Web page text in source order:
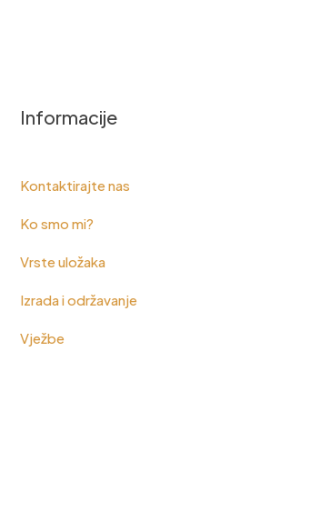
Informacije
Kontaktirajte nas
Ko smo mi?
Vrste uložaka
Izrada i održavanje
Vježbe